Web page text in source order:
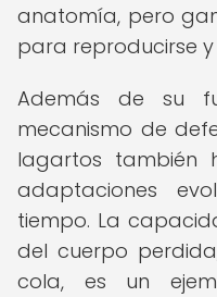
anatomía, pero
para reproducirse
Además de su
mecanismo de
lagartos también
adaptaciones
tiempo. La
del cuerpo
cola, es un